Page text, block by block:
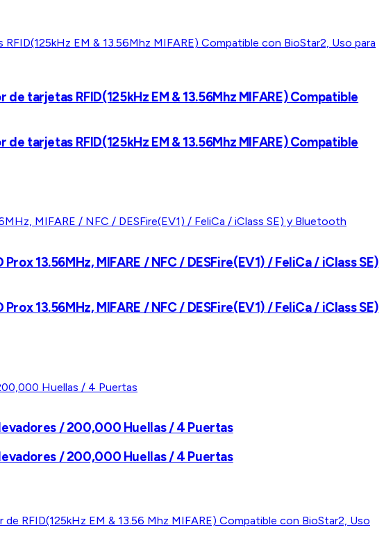
tarjetas RFID(125kHz EM & 13.56Mhz MIFARE) Compatible
tarjetas RFID(125kHz EM & 13.56Mhz MIFARE) Compatible
13.56MHz, MIFARE / NFC / DESFire(EV1) / FeliCa / iClass SE)
13.56MHz, MIFARE / NFC / DESFire(EV1) / FeliCa / iClass SE)
/ 200,000 Huellas / 4 Puertas
/ 200,000 Huellas / 4 Puertas